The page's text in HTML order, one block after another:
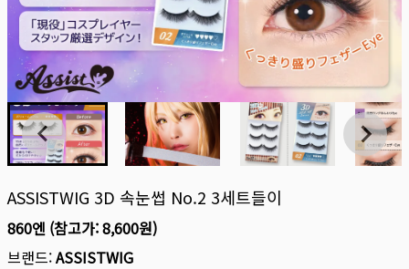
ASSISTWIG 3D 속눈썹 No.2 3세트들이
860엔 (참고가:8,600원)
브랜드:ASSISTWIG